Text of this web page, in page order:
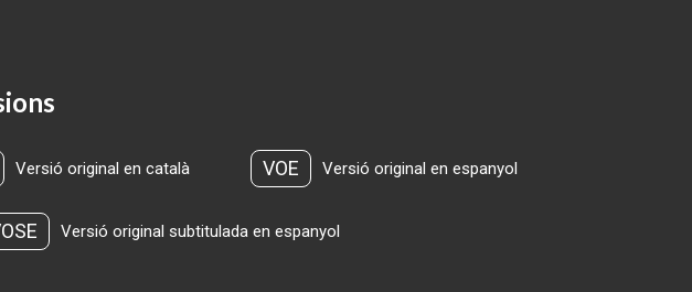
Versió original en català VOE Versió original en espanyol
Versió original subtitulada en espanyol